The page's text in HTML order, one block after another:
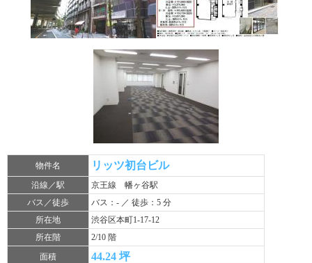
物件名 リッツ初台ビル
沿線／駅
京王線 幡ヶ谷駅
バス／徒歩
バス：- ／ 徒歩：5 分
所在地
渋谷区本町1-17-12
所在階
2/10 階
面積
44.24 坪